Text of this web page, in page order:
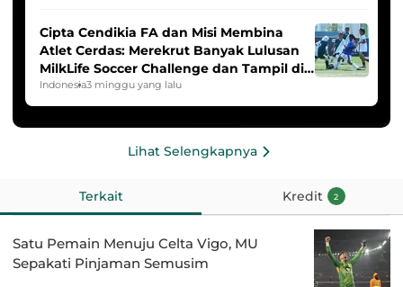
Cipta Cendikia FA dan Misi Membina
Atlet Cerdas: Merekrut Banyak Lulusan
MilkLife Soccer Challenge dan Tampil di
HYDROPLUS Soccer League
Indonesia3 minggu yang lalu
Lihat Selengkapnya
Terkait Kredit 2
Satu Pemain Menuju Celta Vigo, MU
Sepakati Pinjaman Semusim